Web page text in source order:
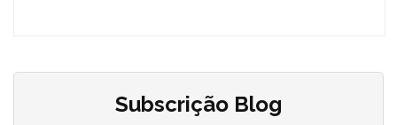
Subscrição Blog